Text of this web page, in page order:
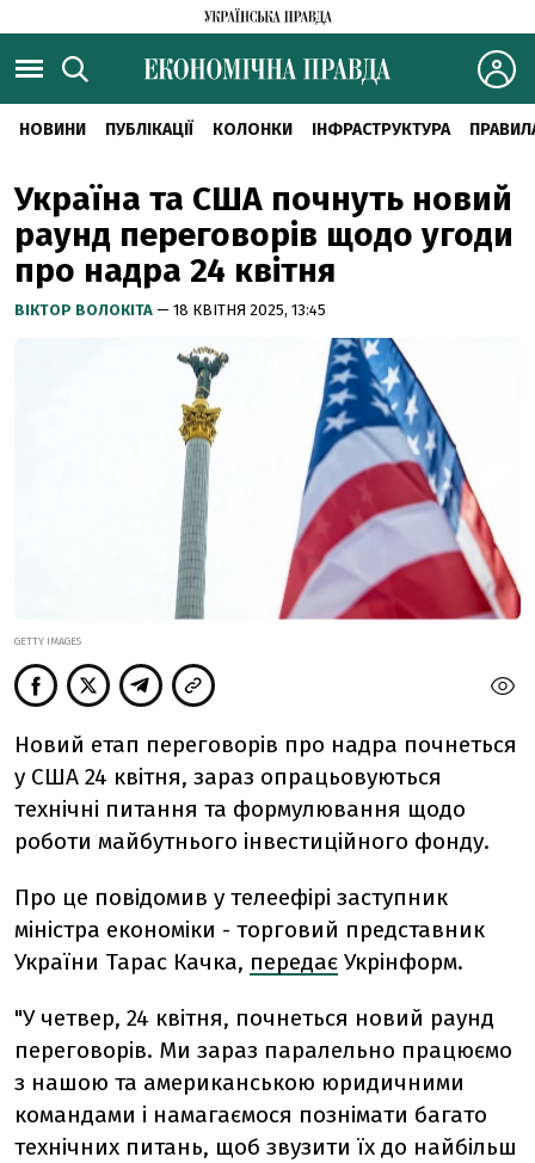
НОВИНИ ПУБЛІКАЦІЇ КОЛОНКИ ІНФРАСТРУКТУРА
Україна та США почнуть новий
раунд переговорів щодо угоди
про надра 24 квітня
ВІКТОР ВОЛОКІТА — 18 КВІТНЯ 2025, 13:45
GETTY IMAGES
Новий етап переговорів про надра почнеться
у США 24 квітня, зараз опрацьовуються
технічні питання та формулювання щодо
роботи майбутнього інвестиційного фонду.
Про це повідомив у телеефірі заступник
міністра економіки - торговий представник
України Тарас Качка, передає Укрінформ.
"У четвер, 24 квітня, почнеться новий раунд
переговорів. Ми зараз паралельно працюємо
з нашою та американською юридичними
командами і намагаємося познімати багато
технічних питань, щоб звузити їх до найбільш